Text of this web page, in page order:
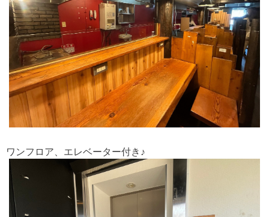
ワンフロア、エレベーター付き♪